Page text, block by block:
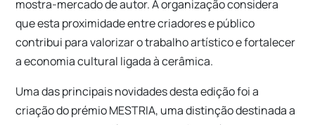
mostra-mercado de autor. A organização considera
que esta proximidade entre criadores e público
contribui para valorizar o trabalho artístico e fortalecer
a economia cultural ligada à cerâmica.
Uma das principais novidades desta edição foi a
criação do prémio MESTRIA, uma distinção destinada a